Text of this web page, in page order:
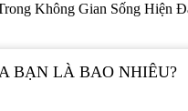
Không Gian Sống Hiện
BẠN LÀ BAO NHIÊU?